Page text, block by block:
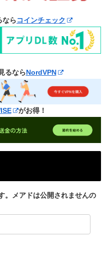
ならコインチェック
るならNordVPN
がお得！
。メアドは公開されませんの